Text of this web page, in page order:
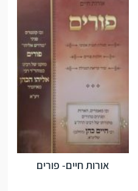
אורות חיים- פורים